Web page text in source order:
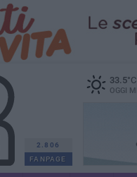
2.806
FANPAGE
33.5°C
OGGI